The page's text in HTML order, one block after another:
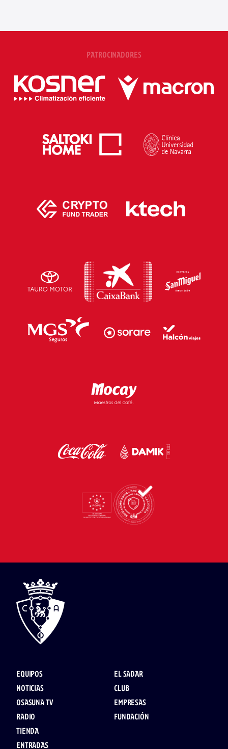
PATROCINADORES
EQUIPOS
NOTICIAS
OSASUNA TV
RADIO
TIENDA
ENTRADAS
EL SADAR
CLUB
EMPRESAS
FUNDACIÓN